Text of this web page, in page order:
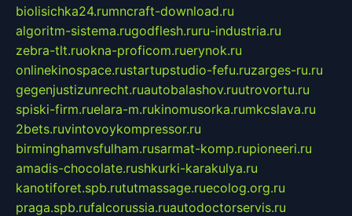
biolisichka24.rumncraft-download.ru
algoritm-sistema.rugodflesh.ruru-industria.ru
zebra-tlt.ruokna-proficom.ruerynok.ru
onlinekinospace.rustartupstudio-fefu.ruzarges-ru.ru
gegenjustizunrecht.ruautobalashov.ruutrovortu.ru
spiski-firm.ruelara-m.rukinomusorka.rumkcslava.ru
2bets.ruvintovoykompressor.ru
birminghamvsfulham.rusarmat-komp.rupioneeri.ru
amadis-chocolate.rushkurki-karakulya.ru
kanotiforet.spb.rututmassage.ruecolog.org.ru
praga.spb.rufalcorussia.ruautodoctorservis.ru